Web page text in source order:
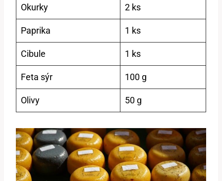
Okurky 2 ⁢ks
Paprika 1 ks
Cibule 1 ks
Feta sýr 100 g
Olivy 50 g